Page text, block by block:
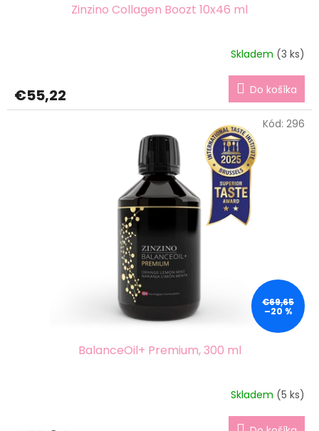
Zinzino Collagen Boozt 10x46 ml
Skladem (3 ks)
€55,22 Do košíka
€69,65
–20 %
BalanceOil+ Premium, 300 ml
Skladem (5 ks)
Kód: 296